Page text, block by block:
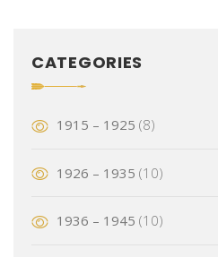
CATEGORIES
1915 – 1925 (8)
1926 – 1935 (10)
1936 – 1945 (10)